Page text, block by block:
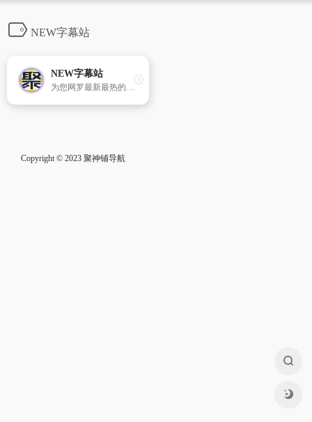
NEW字幕站
NEW字幕站
为您网罗最新最热的美剧资讯！为您提供最优质的字幕翻译！
Copyright © 2023 聚神铺导航